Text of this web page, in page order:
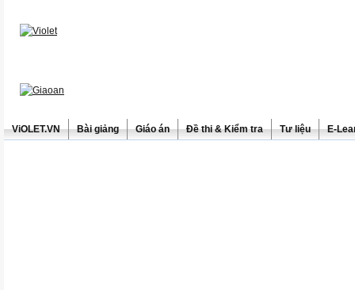
ViOLET.VN Bài giảng Giáo án Đề thi & Kiểm tra Tư liệu E-